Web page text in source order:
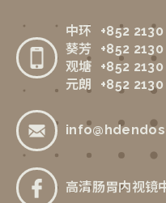
中环
+852
葵芳
+852
观塘
+852
元朗
+852
高清肠胃内视镜